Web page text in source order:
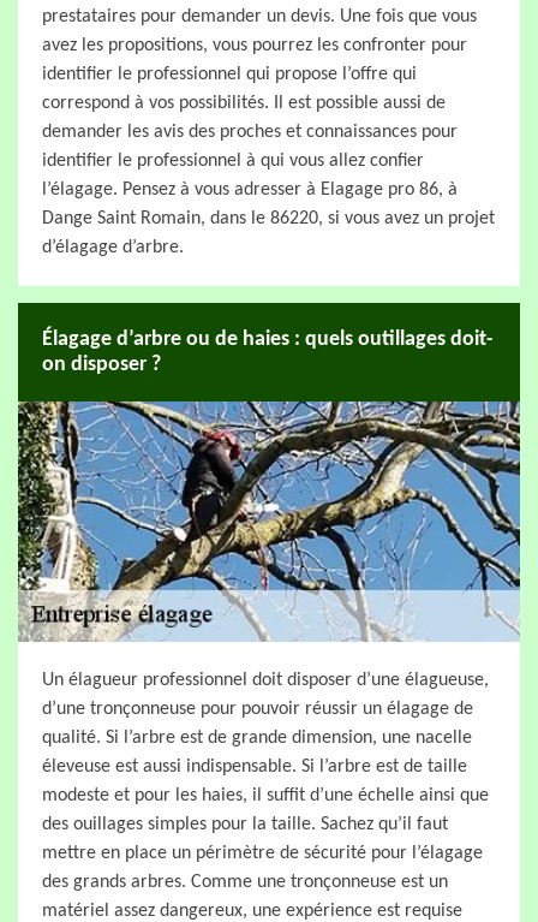
prestataires pour demander un devis. Une fois que vous
avez les propositions, vous pourrez les confronter pour
identifier le professionnel qui propose l’offre qui
correspond à vos possibilités. Il est possible aussi de
demander les avis des proches et connaissances pour
identifier le professionnel à qui vous allez confier
l’élagage. Pensez à vous adresser à Elagage pro 86, à
Dange Saint Romain, dans le 86220, si vous avez un projet
d’élagage d’arbre.
Élagage d’arbre ou de haies : quels outillages doit-
on disposer ?
Un élagueur professionnel doit disposer d’une élagueuse,
d’une tronçonneuse pour pouvoir réussir un élagage de
qualité. Si l’arbre est de grande dimension, une nacelle
éleveuse est aussi indispensable. Si l’arbre est de taille
modeste et pour les haies, il suffit d’une échelle ainsi que
des ouillages simples pour la taille. Sachez qu’il faut
mettre en place un périmètre de sécurité pour l’élagage
des grands arbres. Comme une tronçonneuse est un
matériel assez dangereux, une expérience est requise